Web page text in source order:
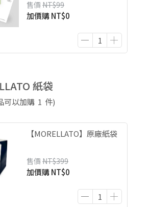
售價 NT$99
加價購NT$0
紙袋
可以加購 1 件)
【MORELLATO】原廠紙袋
售價 NT$399
加價購NT$0